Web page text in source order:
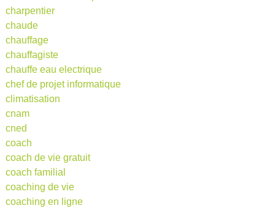
charpentier
chaude
chauffage
chauffagiste
chauffe eau electrique
chef de projet informatique
climatisation
cnam
cned
coach
coach de vie gratuit
coach familial
coaching de vie
coaching en ligne